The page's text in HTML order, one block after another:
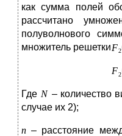
как сумма полей
рассчитано
полуволнового
множитель решетки
Где
– количество
случае их 2);
– расстояние